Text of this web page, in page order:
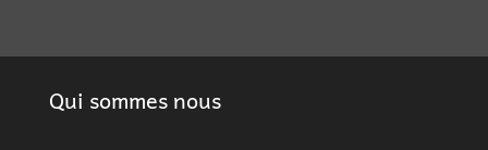
Qui sommes nous